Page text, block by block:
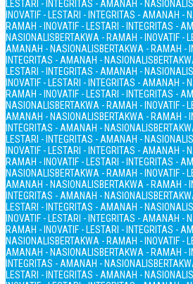
LESTARI - INTEGRITAS - AMANAH - NASIONALIS
INOVATIF - LESTARI - INTEGRITAS - AMANAH -
RAMAH - INOVATIF - LESTARI - INTEGRITAS -
NASIONALISBERTAKWA - RAMAH - INOVATIF -
AMANAH - NASIONALISBERTAKWA - RAMAH -
INTEGRITAS - AMANAH - NASIONALIS
LESTARI - INTEGRITAS - AMANAH - NASIONALIS
INOVATIF - LESTARI - INTEGRITAS - AMANAH -
RAMAH - INOVATIF - LESTARI - INTEGRITAS -
NASIONALISBERTAKWA - RAMAH - INOVATIF -
AMANAH - NASIONALISBERTAKWA - RAMAH -
INTEGRITAS - AMANAH - NASIONALIS
LESTARI - INTEGRITAS - AMANAH - NASIONALIS
INOVATIF - LESTARI - INTEGRITAS - AMANAH -
RAMAH - INOVATIF - LESTARI - INTEGRITAS -
NASIONALISBERTAKWA - RAMAH - INOVATIF -
AMANAH - NASIONALISBERTAKWA - RAMAH -
INTEGRITAS - AMANAH - NASIONALIS
LESTARI - INTEGRITAS - AMANAH - NASIONALIS
INOVATIF - LESTARI - INTEGRITAS - AMANAH -
RAMAH - INOVATIF - LESTARI - INTEGRITAS -
NASIONALISBERTAKWA - RAMAH - INOVATIF -
AMANAH - NASIONALISBERTAKWA - RAMAH -
INTEGRITAS - AMANAH - NASIONALIS
LESTARI - INTEGRITAS - AMANAH - NASIONALIS